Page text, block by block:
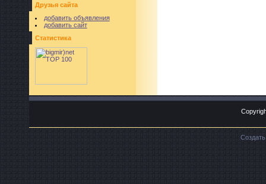
Друзья сайта
добавить объявления
добавить сайт
Статистика